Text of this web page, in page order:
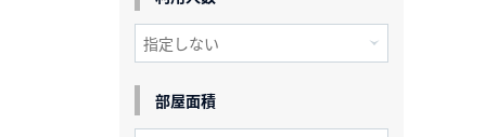
部屋面積